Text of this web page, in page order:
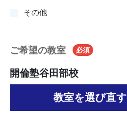
その他
ご希望の教室 必須
開倫塾谷田部校
教室を選び直す